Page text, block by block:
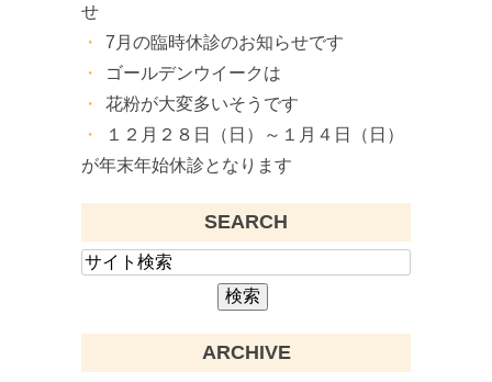
せ
7月の臨時休診のお知らせです
ゴールデンウイークは
花粉が大変多いそうです
１２月２８日（日）～１月４日（日）
が年末年始休診となります
SEARCH
ARCHIVE